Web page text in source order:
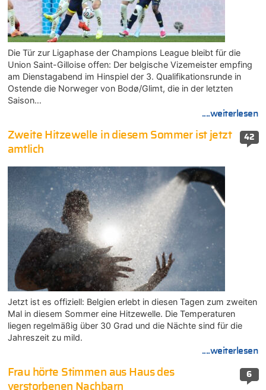
Die Tür zur Ligaphase der Champions League bleibt für die
Union Saint-Gilloise offen: Der belgische Vizemeister empfing
am Dienstagabend im Hinspiel der 3. Qualifikationsrunde in
Ostende die Norweger von Bodø/Glimt, die in der letzten
Saison…
....weiterlesen
42
Zweite Hitzewelle in diesem Sommer ist jetzt
amtlich
Jetzt ist es offiziell: Belgien erlebt in diesen Tagen zum zweiten
Mal in diesem Sommer eine Hitzewelle. Die Temperaturen
liegen regelmäßig über 30 Grad und die Nächte sind für die
Jahreszeit zu mild.
....weiterlesen
6
Frau hörte Stimmen aus Haus des
verstorbenen Nachbarn